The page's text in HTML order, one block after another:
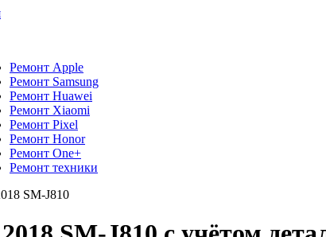
Ремонт Apple
Ремонт Samsung
Ремонт Huawei
Ремонт Xiaomi
Ремонт Pixel
Ремонт Honor
Ремонт One+
Ремонт техники
SM-J810